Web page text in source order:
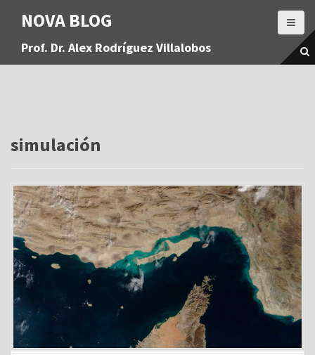
a
NOVA BLOG
Prof. Dr. Alex Rodríguez Villalobos
simulación